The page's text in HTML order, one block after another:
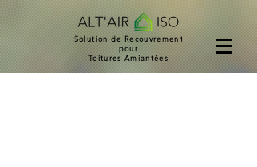
Solution de Recouvrement
pour
Toitures Amiantées